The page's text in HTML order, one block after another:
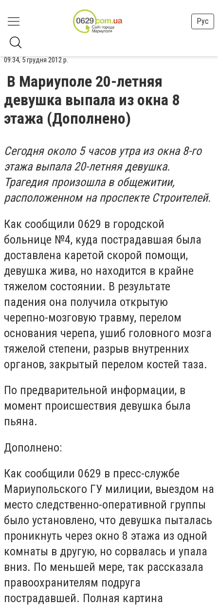
Рус
09:34, 5 грудня 2012 р.
В Мариуполе 20-летняя
девушка выпала из окна 8
этажа (Дополнено)
Сегодня около 5 часов утра из окна 8-го
этажа выпала 20-летняя девушка.
Трагедия произошла в общежитии,
расположенном на проспекте Строителей.
Как сообщили 0629 в городской
больнице №4, куда пострадавшая была
доставлена каретой скорой помощи,
девушка жива, но находится в крайне
тяжелом состоянии. В результате
падения она получила открытую
черепно-мозговую травму, перелом
основания черепа, ушиб головного мозга
тяжелой степени, разрыв внутренних
органов, закрытый перелом костей таза.
По предварительной информации, в
момент происшествия девушка была
пьяна.
Дополнено:
Как сообщили 0629 в пресс-службе
Мариупольского ГУ милиции, выездом на
место следственно-оперативной группы
было установлено, что девушка пыталась
проникнуть через окно 8 этажа из одной
комнаты в другую, но сорвалась и упала
вниз. По меньшей мере, так рассказала
правоохранителям подруга
пострадавшей. Полная картина